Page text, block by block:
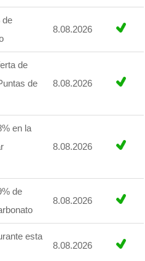
de
8.08.2026
de
de
8.08.2026
en la
8.08.2026
de
8.08.2026
esta
8.08.2026